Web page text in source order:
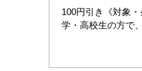
100円引き《対象
学・高校生の方で